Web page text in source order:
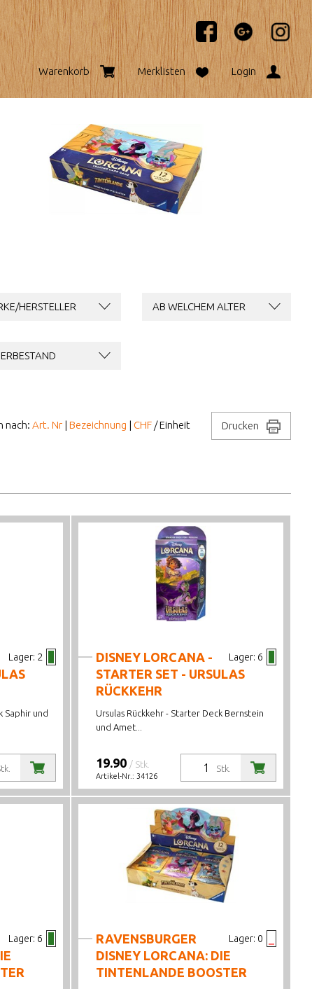
Warenkorb Merklisten Login
HERSTELLER AB WELCHEM ALTER
Drucken
nach: Art. Nr | Bezeichnung | CHF / Einheit
Lager: 2
Saphir und
Lager: 6
DISNEY LORCANA -
STARTER SET - URSULAS
RÜCKKEHR
Ursulas Rückkehr - Starter Deck Bernstein
und Amet...
Stk.
19.90 / Stk.
Artikel-Nr.: 34126
Lager: 6 Lager: 0
RAVENSBURGER
DISNEY LORCANA: DIE
TINTENLANDE BOOSTER